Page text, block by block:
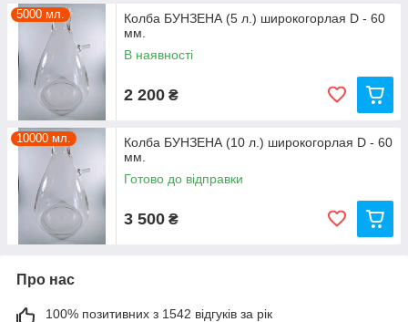
5000 мл.
Колба БУНЗЕНА (5 л.) широкогорлая D - 60
мм.
В наявності
2 200 ₴
10000 мл.
Колба БУНЗЕНА (10 л.) широкогорлая D - 60
мм.
Готово до відправки
3 500 ₴
Про нас
100% позитивних з 1542 відгуків за рік